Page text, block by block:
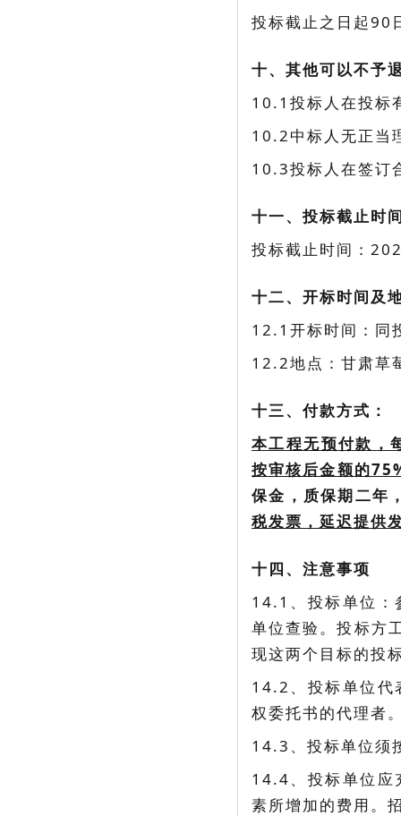
投标截止之日起90
十、其他可以不予
10.1投标人在投标
10.2中标人无正当
10.3投标人在签订
十一、投标截止时
投标截止时间：
十二、开标时间及
12.1开标时间：同
12.2地点：甘肃草
十三、付款方式：
本工程无预付款，
按审核后金额的
保金，质保期二年
税发票，延迟提供
十四、注意事项
14.1、投标单位：
单位查验。投标方
现这两个目标的投
14.2、投标单位代
权委托书的代理者
14.3、投标单位须
14.4、投标单位应
素所增加的费用。